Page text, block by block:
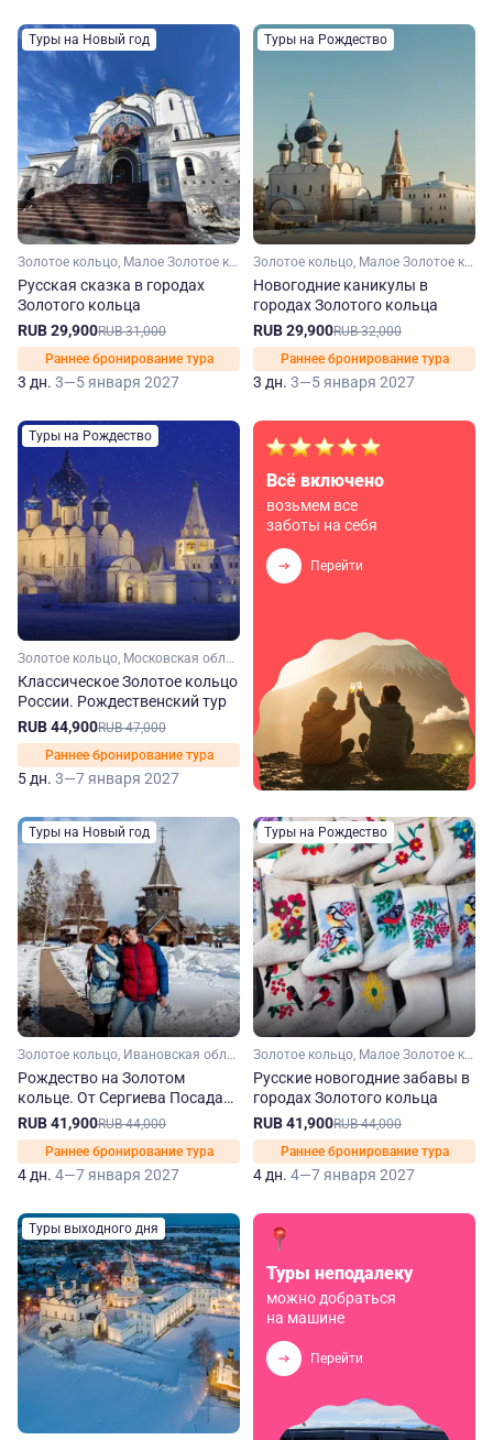
Туры на Новый год
Золотое кольцо, Малое Золотое кольцо, Владимирская область, Костромская область, Ивановская область, Ярославская область, Московская область
Русская сказка в городах
Золотого кольца
RUB 29,900RUB 31,000
Раннее бронирование тура
3 дн. 3—5 января 2027
Туры на Рождество
Золотое кольцо, Малое Золотое кольцо, Московская область, Владимирская область, Ярославская область
Новогодние каникулы в
городах Золотого кольца
RUB 29,900RUB 32,000
Раннее бронирование тура
3 дн. 3—5 января 2027
Туры на Рождество
Золотое кольцо, Московская область, Ярославская область, Костромская область, Владимирская область, Малое Золотое кольцо
Классическое Золотое кольцо
России. Рождественский тур
RUB 44,900RUB 47,000
Раннее бронирование тура
5 дн. 3—7 января 2027
Всё включено
возьмем все
заботы на себя
Перейти
Туры на Новый год
Золотое кольцо, Ивановская область, Костромская область, Ярославская область, Московская область, Владимирская область
Рождество на Золотом
кольце. От Сергиева Посада
до Владимира
RUB 41,900RUB 44,000
Раннее бронирование тура
4 дн. 4—7 января 2027
Туры на Рождество
Золотое кольцо, Малое Золотое кольцо, Владимирская область, Ивановская область, Костромская область, Ярославская область, Московская область
Русские новогодние забавы в
городах Золотого кольца
RUB 41,900RUB 44,000
Раннее бронирование тура
4 дн. 4—7 января 2027
Туры выходного дня
Туры неподалеку
можно добраться
на машине
Перейти